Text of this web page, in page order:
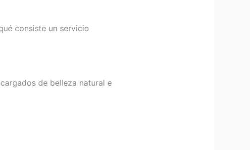
consiste un servicio
de belleza natural e